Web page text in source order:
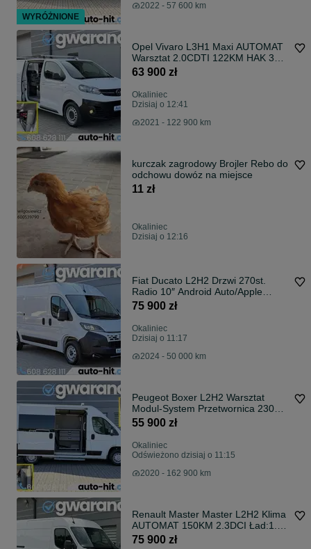
2022 - 57 600 km
Opel Vivaro L3H1 Maxi AUTOMAT
Warsztat 2.0CDTI 122KM HAK 3
osobowy *122.900km
63 900 zł
Okaliniec
Dzisiaj o 12:41
2021 - 122 900 km
kurczak zagrodowy Brojler Rebo do
odchowu dowóz na miejsce
11 zł
Okaliniec
Dzisiaj o 12:16
Fiat Ducato L2H2 Drzwi 270st.
Radio 10″ Android Auto/Apple
Carplay 140KM 2024r.
75 900 zł
Okaliniec
Dzisiaj o 11:17
2024 - 50 000 km
Peugeot Boxer L2H2 Warsztat
Modul-System Przetwornica 230V
140KM Irej.2021r
55 900 zł
Okaliniec
Odświeżono dzisiaj o 11:15
2020 - 162 900 km
Renault Master Master L2H2 Klima
AUTOMAT 150KM 2.3DCI Ład:1.5t
2024r *81.600km Gwaran
75 900 zł
WYRÓŻNIONE